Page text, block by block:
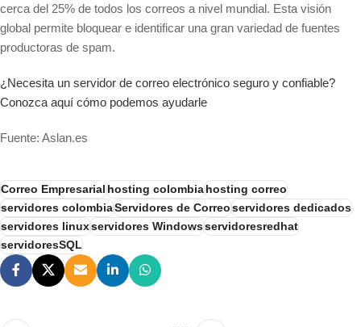
cerca del 25% de todos los correos a nivel mundial. Esta visión
global permite bloquear e identificar una gran variedad de fuentes
productoras de spam.
¿Necesita un servidor de correo electrónico seguro y confiable?
Conozca aquí cómo podemos ayudarle
Fuente: Aslan.es
Correo Empresarial hosting colombiahosting correo
servidores colombiaServidores de Correo servidores dedicados
servidores linuxservidores Windowsservidoresredhat
servidoresSQL